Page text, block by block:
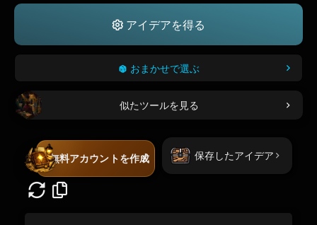
アイデアを得る
おまかせで選ぶ
似たツールを見る
無料アカウントを作成 保存したアイデア